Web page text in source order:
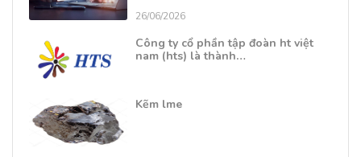
26/06/2026
Công ty cổ phần tập đoàn ht việt
nam (hts) là thành…
Kẽm lme